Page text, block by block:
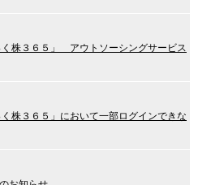
く株３６５」 アウトソーシングサービス
く株３６５」において一部ログインできな